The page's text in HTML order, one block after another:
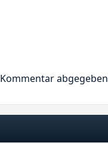
abgegeben